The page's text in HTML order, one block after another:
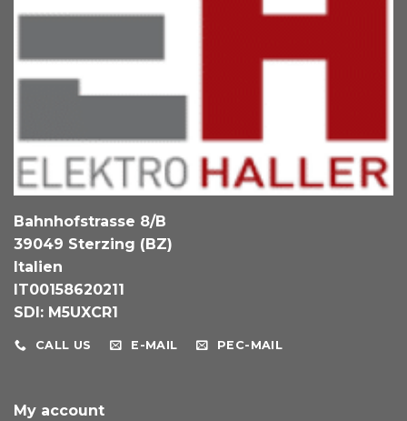
Bahnhofstrasse 8/B
39049 Sterzing (BZ)
Italien
IT00158620211
SDI: M5UXCR1
CALL US E-MAIL PEC-MAIL
My account